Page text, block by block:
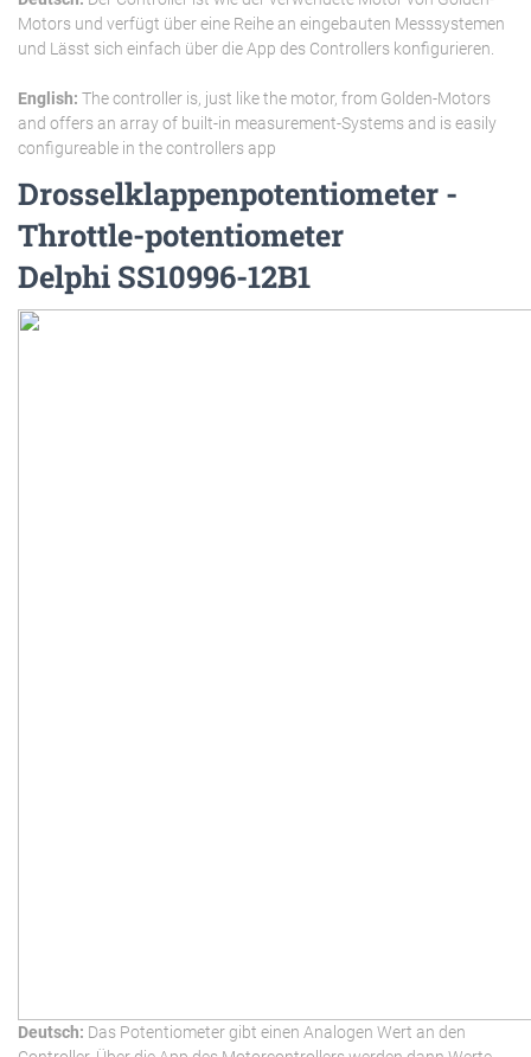
Motors und verfügt über eine Reihe an eingebauten Messsystemen
und Lässt sich einfach über die App des Controllers konfigurieren.
English: The controller is, just like the motor, from Golden-Motors
and offers an array of built-in measurement-Systems and is easily
configureable in the controllers app
Drosselklappenpotentiometer -
Throttle-potentiometer
Delphi SS10996-12B1
Deutsch: Das Potentiometer gibt einen Analogen Wert an den